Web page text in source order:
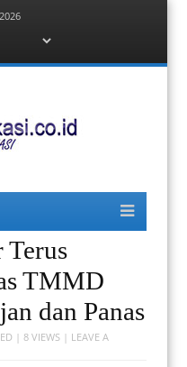
Terus
TMMD
dan Panas
| 8 VIEWS | LEAVE A